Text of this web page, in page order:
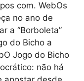
com. WebOs
no ano de
a “Borboleta”
do Bicho a
Jogo do Bicho
não há